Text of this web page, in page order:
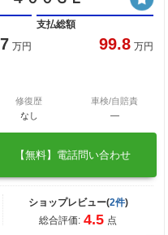
万円
支払総額
99.8 万円
修復歴
なし
車検/自賠責
―
【無料】電話問い合わせ
ショップレビュー(2件)
総合評価: 4.5 点